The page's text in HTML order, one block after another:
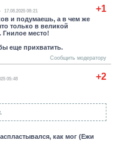
+1
17.08.2025 08:21
и подумаешь, а в чем же
только в великой
Гнилое место!
еще прихватить.
Сообщить модератору
+2
05:48
как мог (Ежи